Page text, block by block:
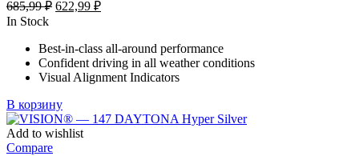
685,99₽ Первоначальная
685,99 ₽.
622,99 ₽Текущая
In Stock
Best-in-class all-around performance
Confident driving in all weather conditions
Visual Alignment Indicators
В корзину
Add to wishlist
Compare